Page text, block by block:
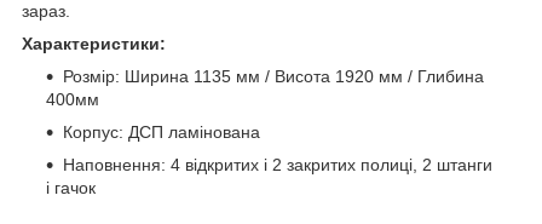
зараз.
Характеристики:
Розмір: Ширина 1135 мм / Висота 1920 мм / Глибина
400мм
Корпус: ДСП ламінована
Наповнення: 4 відкритих і 2 закритих полиці, 2 штанги
і гачок